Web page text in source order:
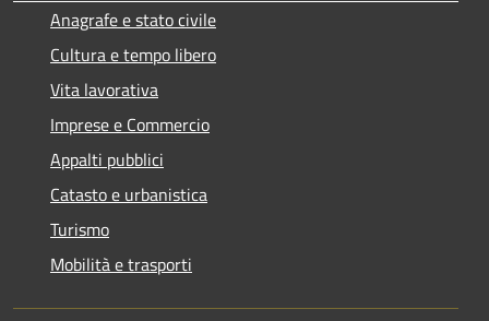
Anagrafe e stato civile
Cultura e tempo libero
Vita lavorativa
Imprese e Commercio
Appalti pubblici
Catasto e urbanistica
Turismo
Mobilità e trasporti